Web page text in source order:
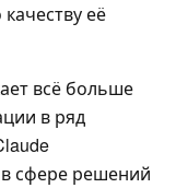
её
всё больше
в ряд
сфере решений